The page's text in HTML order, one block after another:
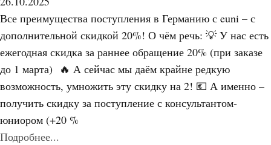
Все преимущества поступления в Германию с euni – с
дополнительной скидкой 20%! О чём речь: 💡 У нас есть
ежегодная скидка за раннее обращение 20% (при заказе
до 1 марта) 🔥 А сейчас мы даём крайне редкую
возможность, умножить эту скидку на 2! 💶 А именно –
получить скидку за поступление с консультантом-
юниором (+20 %
Подробнее...